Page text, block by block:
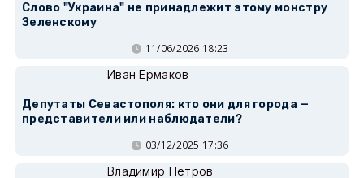
Слово "Украина" не принадлежит этому монстру
Зеленскому
11/06/2026 18:23
Иван Ермаков
Депутаты Севастополя: кто они для города —
представители или наблюдатели?
03/12/2025 17:36
Владимир Петров